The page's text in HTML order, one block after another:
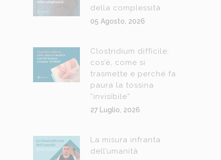
della complessità
05 Agosto, 2026
Clostridium difficile:
cos’è, come si
trasmette e perché fa
paura la tossina
“invisibile”
27 Luglio, 2026
La misura infranta
dell’umanità